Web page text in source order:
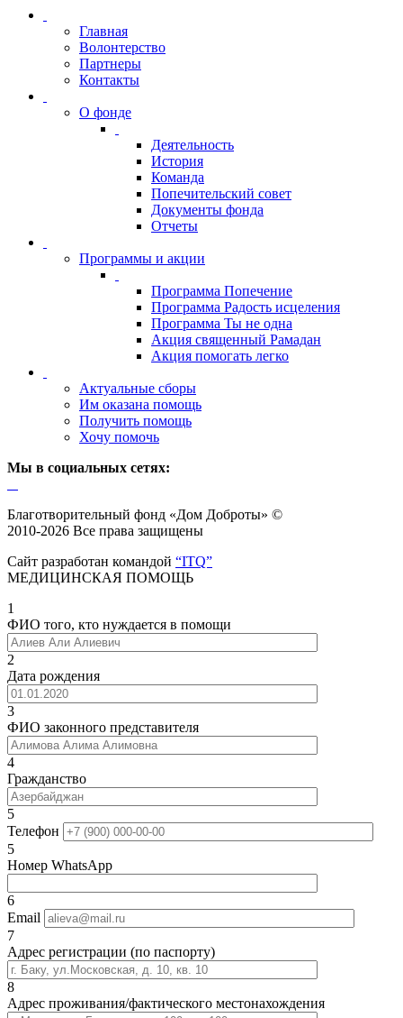
Главная
Волонтерство
Партнеры
Контакты
О фонде
Деятельность
История
Команда
Попечительский совет
Документы фонда
Отчеты
Программы и акции
Программа Попечение
Программа Радость исцеления
Программа Ты не одна
Акция священный Рамадан
Акция помогать легко
Актуальные сборы
Им оказана помощь
Получить помощь
Хочу помочь
Мы в социальных сетях:
Благотворительный фонд «Дом Доброты» ©
2010-2026 Все права защищены
Сайт разработан командой “ITQ”
МЕДИЦИНСКАЯ ПОМОЩЬ
1
ФИО того, кто нуждается в помощи
2
Дата рождения
3
ФИО законного представителя
4
Гражданство
5
Телефон
5
Номер WhatsApp
6
Email
7
Адрес регистрации (по паспорту)
8
Адрес проживания/фактического местонахождения